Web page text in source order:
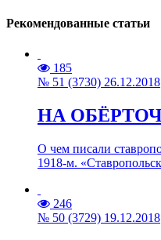
Рекомендованные статьи
185
№ 51 (3730) 26.12.2018
НА
О чем писали
1918-м.
246
№ 50 (3729) 19.12.2018